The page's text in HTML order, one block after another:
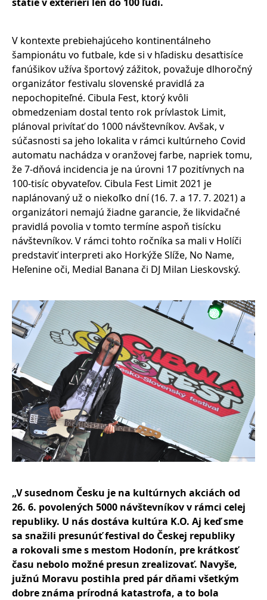
V kontexte prebiehajúceho kontinentálneho
šampionátu vo futbale, kde si v hľadisku desaťtisíce
fanúšikov užíva športový zážitok, považuje dlhoročný
organizátor festivalu slovenské pravidlá za
nepochopiteľné. Cibula Fest, ktorý kvôli
obmedzeniam dostal tento rok prívlastok Limit,
plánoval privítať do 1000 návštevníkov. Avšak, v
súčasnosti sa jeho lokalita v rámci kultúrneho Covid
automatu nachádza v oranžovej farbe, napriek tomu,
že 7-dňová incidencia je na úrovni 17 pozitívnych na
100-tisíc obyvateľov. Cibula Fest Limit 2021 je
naplánovaný už o niekoľko dní (16. 7. a 17. 7. 2021) a
organizátori nemajú žiadne garancie, že likvidačné
pravidlá povolia v tomto termíne aspoň tisícku
návštevníkov. V rámci tohto ročníka sa mali v Holíči
predstaviť interpreti ako Horkýže Slíže, No Name,
Heľenine oči, Medial Banana či DJ Milan Lieskovský.
„V susednom Česku je na kultúrnych akciách od
26. 6. povolených 5000 návštevníkov v rámci celej
republiky. U nás dostáva kultúra K.O. Aj keď sme
sa snažili presunúť festival do Českej republiky
a rokovali sme s mestom Hodonín, pre krátkosť
času nebolo možné presun zrealizovať. Navyše,
južnú Moravu postihla pred pár dňami všetkým
dobre známa prírodná katastrofa, a to bola